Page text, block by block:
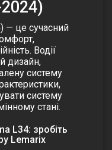
— це сучасний
Водії
дизайн,
систему
систему
стані.
L34: зробіть
Lemarix